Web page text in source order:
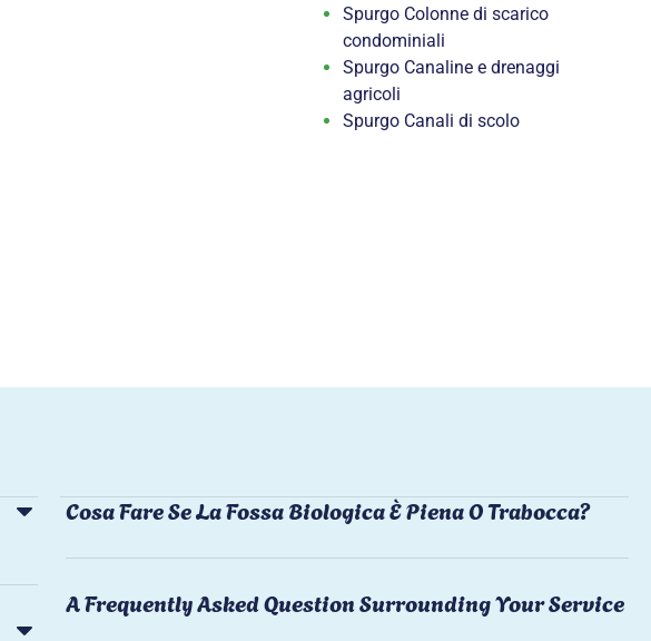
Spurgo Colonne di scarico
condominiali
Spurgo Canaline e drenaggi
agricoli
Spurgo Canali di scolo
Cosa Fare Se La Fossa Biologica È Piena O Trabocca?
A Frequently Asked Question Surrounding Your Service